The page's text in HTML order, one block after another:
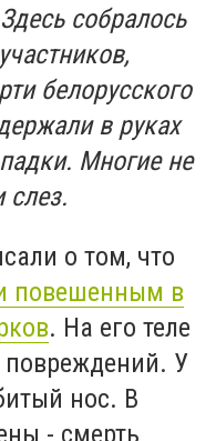
собралось
белорусского
в руках
Многие не
слез.
о том, что
повешенным в
. На его теле
У
нос. В
- смерть